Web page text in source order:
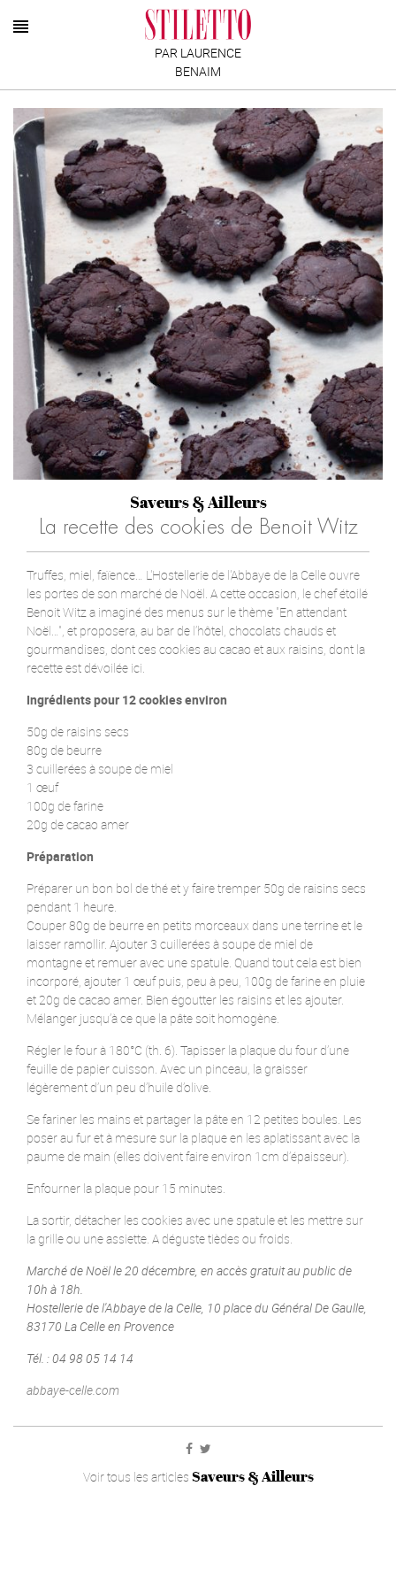
PAR LAURENCE
BENAIM
Saveurs & Ailleurs
La recette des cookies de Benoit Witz
Truffes, miel, faïence… L'Hostellerie de l'Abbaye de la Celle ouvre
les portes de son marché de Noël. A cette occasion, le chef étoilé
Benoit Witz a imaginé des menus sur le thème "En attendant
Noël…", et proposera, au bar de l’hôtel, chocolats chauds et
gourmandises, dont ces cookies au cacao et aux raisins, dont la
recette est dévoilée ici.
Ingrédients pour 12 cookies environ
50g de raisins secs
80g de beurre
3 cuillerées à soupe de miel
1 œuf
100g de farine
20g de cacao amer
Préparation
Préparer un bon bol de thé et y faire tremper 50g de raisins secs
pendant 1 heure.
Couper 80g de beurre en petits morceaux dans une terrine et le
laisser ramollir. Ajouter 3 cuillerées à soupe de miel de
montagne et remuer avec une spatule. Quand tout cela est bien
incorporé, ajouter 1 œuf puis, peu à peu, 100g de farine en pluie
et 20g de cacao amer. Bien égoutter les raisins et les ajouter.
Mélanger jusqu’à ce que la pâte soit homogène.
Régler le four à 180°C (th. 6). Tapisser la plaque du four d’une
feuille de papier cuisson. Avec un pinceau, la graisser
légèrement d’un peu d’huile d’olive.
Se fariner les mains et partager la pâte en 12 petites boules. Les
poser au fur et à mesure sur la plaque en les aplatissant avec la
paume de main (elles doivent faire environ 1cm d’épaisseur).
Enfourner la plaque pour 15 minutes.
La sortir, détacher les cookies avec une spatule et les mettre sur
la grille ou une assiette. A déguste tièdes ou froids.
Marché de Noël le 20 décembre, en accès gratuit au public de
10h à 18h.
Hostellerie de l'Abbaye de la Celle, 10 place du Général De Gaulle,
83170 La Celle en Provence
Tél. : 04 98 05 14 14
abbaye-celle.com
Voir tous les articles Saveurs & Ailleurs